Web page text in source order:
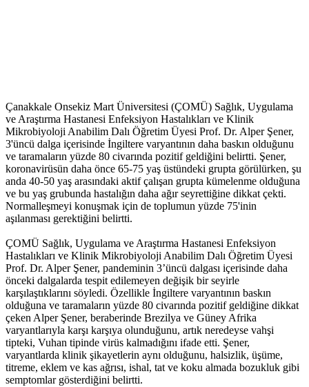
Çanakkale Onsekiz Mart Üniversitesi (ÇOMÜ) Sağlık, Uygulama
ve Araştırma Hastanesi Enfeksiyon Hastalıkları ve Klinik
Mikrobiyoloji Anabilim Dalı Öğretim Üyesi Prof. Dr. Alper Şener,
3'üncü dalga içerisinde İngiltere varyantının daha baskın olduğunu
ve taramaların yüzde 80 civarında pozitif geldiğini belirtti. Şener,
koronavirüsün daha önce 65-75 yaş üstündeki grupta görülürken, şu
anda 40-50 yaş arasındaki aktif çalışan grupta kümelenme olduğuna
ve bu yaş grubunda hastalığın daha ağır seyrettiğine dikkat çekti.
Normalleşmeyi konuşmak için de toplumun yüzde 75'inin
aşılanması gerektiğini belirtti.
ÇOMÜ Sağlık, Uygulama ve Araştırma Hastanesi Enfeksiyon
Hastalıkları ve Klinik Mikrobiyoloji Anabilim Dalı Öğretim Üyesi
Prof. Dr. Alper Şener, pandeminin 3’üncü dalgası içerisinde daha
önceki dalgalarda tespit edilemeyen değişik bir seyirle
karşılaştıklarını söyledi. Özellikle İngiltere varyantının baskın
olduğuna ve taramaların yüzde 80 civarında pozitif geldiğine dikkat
çeken Alper Şener, beraberinde Brezilya ve Güney Afrika
varyantlarıyla karşı karşıya olunduğunu, artık neredeyse vahşi
tipteki, Vuhan tipinde virüs kalmadığını ifade etti. Şener,
varyantlarda klinik şikayetlerin aynı olduğunu, halsizlik, üşüme,
titreme, eklem ve kas ağrısı, ishal, tat ve koku almada bozukluk gibi
semptomlar gösterdiğini belirtti.